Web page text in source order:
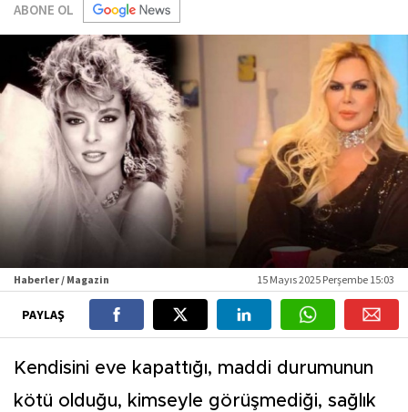
ABONE OL
Haberler / Magazin 15 Mayıs 2025 Perşembe 15:03
PAYLAŞ
Kendisini eve kapattığı, maddi durumunun
kötü olduğu, kimseyle görüşmediği, sağlık